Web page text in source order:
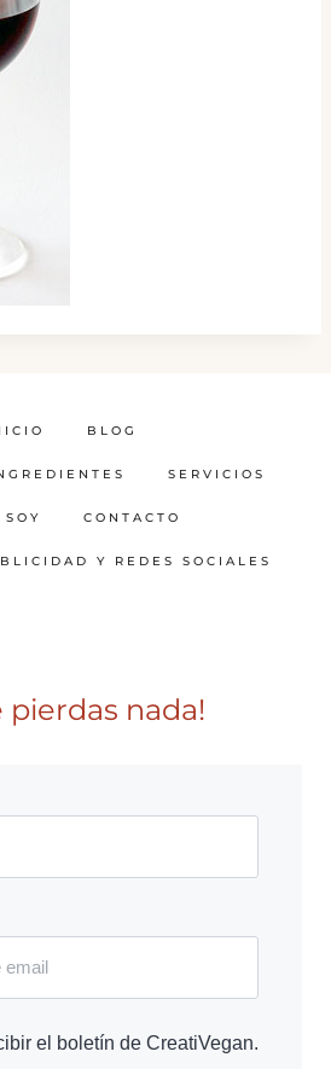
BLOG
SERVICIOS
CONTACTO
Y REDES SOCIALES
pierdas nada!
el boletín de CreatiVegan.